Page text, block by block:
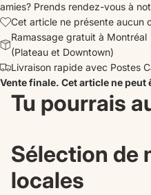
amies? Prends rendez-vous à
Cet article ne présente aucun
Ramassage gratuit à Montréal
(Plateau et Downtown)
Livraison rapide avec Postes
Vente finale. Cet article ne
Tu pourrais
Sélection de
locales